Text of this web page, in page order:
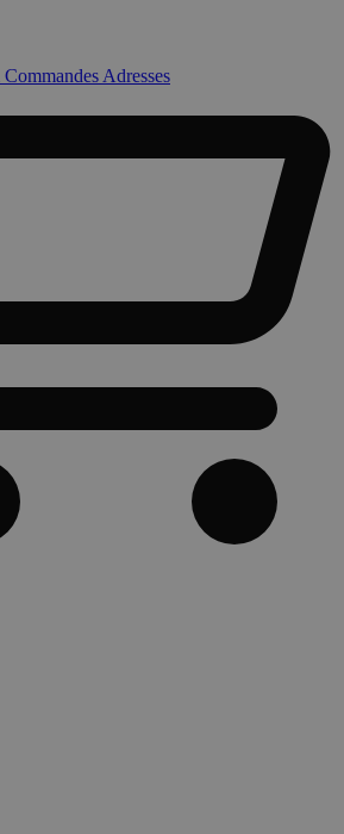
Commandes Adresses